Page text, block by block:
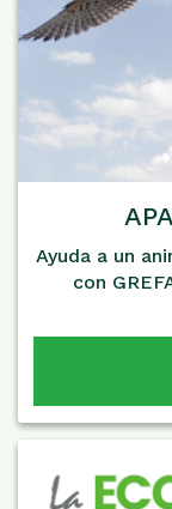
Ayuda a un
con